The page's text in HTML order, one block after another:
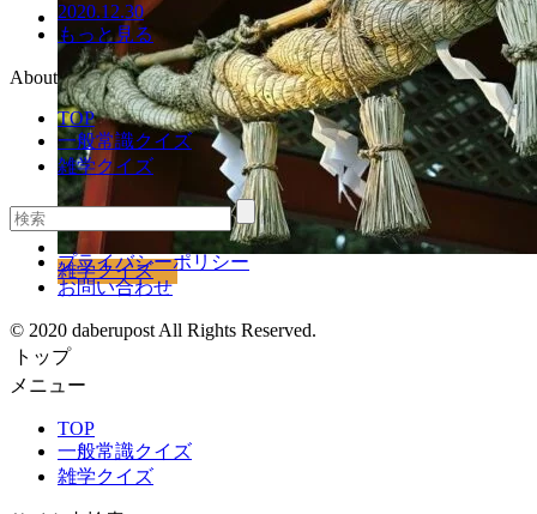
雑学クイズ
雑学クイズ
2020.12.30
もっと見る
About
TOP
一般常識クイズ
雑学クイズ
プライバシーポリシー
お問い合わせ
© 2020 daberupost All Rights Reserved.
トップ
メニュー
TOP
一般常識クイズ
雑学クイズ